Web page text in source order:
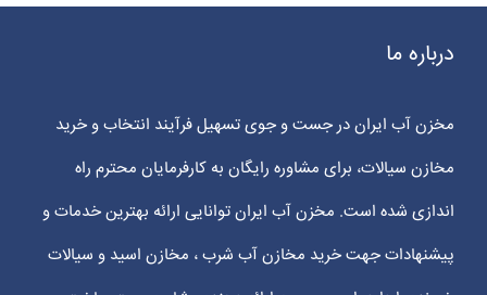
درباره ما
مخزن آب ایران در جست و جوی تسهیل فرآیند انتخاب و خرید
مخازن سیالات، برای مشاوره رایگان به کارفرمایان محترم راه
اندازی شده است. مخزن آب ایران توانایی ارائه بهترین خدمات و
پیشنهادات جهت خرید مخازن آب شرب ، مخازن اسید و سیالات